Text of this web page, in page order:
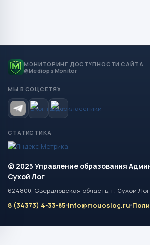
МОНИТОРИНГ ДОСТУПНОСТИ САЙТА
@Mediops Monitor
МЫ В СОЦСЕТЯХ
СТАТИСТИКА
© 2026 Управление образования
Сухой Лог
624800, Свердловская область, г. Сухой
8 (34373) 4-33-85 info@mouoslog.ru